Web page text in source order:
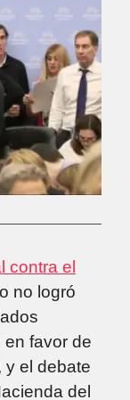
contra el
no logró
favor de
y el debate
del